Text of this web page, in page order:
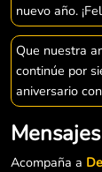
nuevo año.
Que nuestra
continúe por
aniversario
Acompaña a